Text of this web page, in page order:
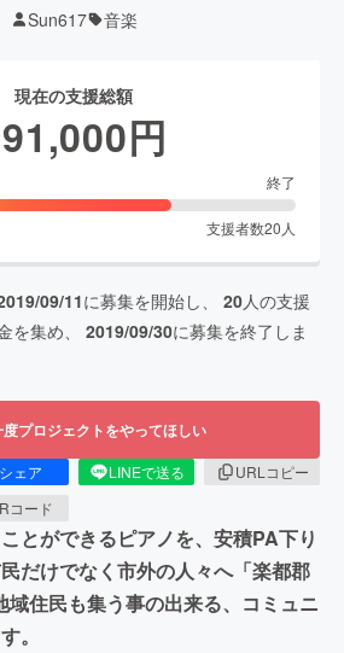
Sun617 音楽
現在の支援総額
円
終了
支援者数20 人
09/11に募集を開始し、 20人の支援
を集め、 2019/09/30に募集を終了しま
度プロジェクトをやってほしい
シェア LINEで送る
URLコピー
コード
とができるピアノを、安積PA下り
だけでなく市外の人々へ「楽都郡
域住民も集う事の出来る、コミュニ
。